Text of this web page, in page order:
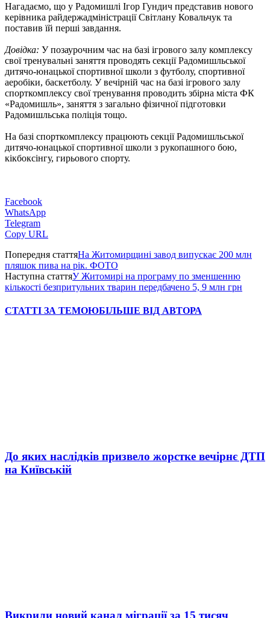
Нагадаємо, що у Радомишлі Ігор Гундич представив нового
керівника райдержадміністрації Світлану Ковальчук та
поставив їй перші завдання.
Довідка: У позаурочним час на базі ігрового залу комплексу
свої тренувальні заняття проводять секції Радомишльської
дитячо-юнацької спортивної школи з футболу, спортивної
аеробіки, баскетболу. У вечірній час на базі ігрового залу
спорткомплексу свої тренування проводить збірна міста ФК
«Радомишль», заняття з загально фізичної підготовки
Радомишльська поліція тощо.
На базі спорткомплексу працюють секції Радомишльської
дитячо-юнацької спортивної школи з рукопашного бою,
кікбоксінгу, гирьового спорту.
Facebook
WhatsApp
Telegram
Copy URL
Попередня статтяНа Житомирщині завод випускає 200 млн
пляшок пива на рік. ФОТО
Наступна статтяУ Житомирі на програму по зменшенню
кількості безпритульних тварин передбачено 5, 9 млн грн
СТАТТІ ЗА ТЕМОЮБІЛЬШЕ ВІД АВТОРА
До яких наслідків призвело жорстке вечірнє ДТП
на Київській
Викрили новий канал міграції за 15 тисяч